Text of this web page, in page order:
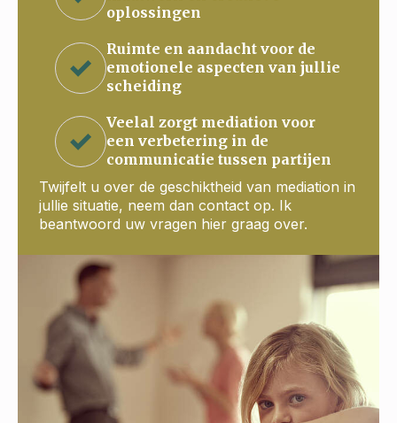
oplossingen
Ruimte en aandacht voor de
emotionele aspecten van jullie
scheiding
Veelal zorgt mediation voor
een verbetering in de
communicatie tussen partijen
Twijfelt u over de geschiktheid van mediation in
jullie situatie, neem dan contact op. Ik
beantwoord uw vragen hier graag over.